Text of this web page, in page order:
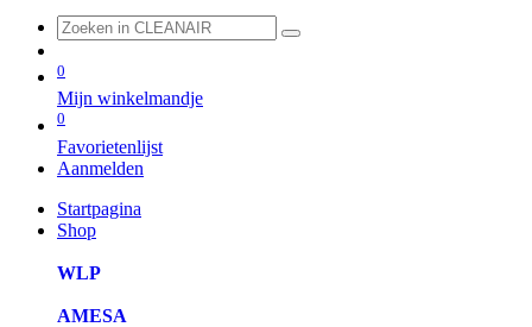
0
Mijn winkelmandje
0
Favorietenlijst
Aanmelden
Startpagina
Shop
WLP
AMESA